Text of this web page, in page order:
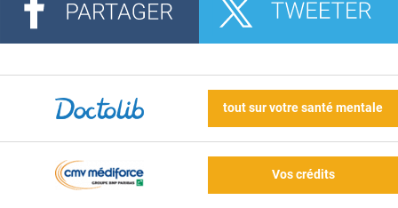
tout sur votre santé mentale
Vos crédits